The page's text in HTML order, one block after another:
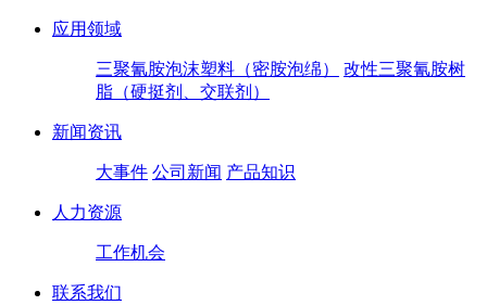
应用领域
三聚氰胺泡沫塑料（密胺泡绵）
改性三聚氰胺树
脂（硬挺剂、交联剂）
新闻资讯
大事件 公司新闻 产品知识
人力资源
工作机会
联系我们